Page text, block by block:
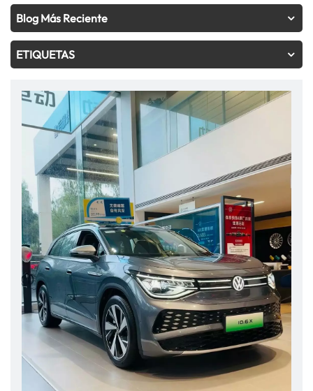
Blog Más Reciente
ETIQUETAS